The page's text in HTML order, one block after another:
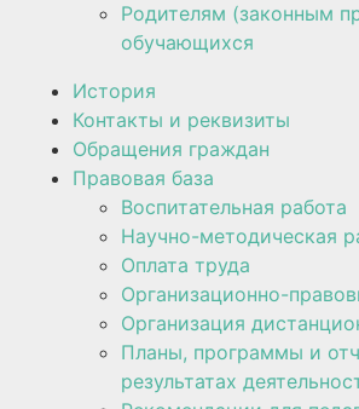
Родителям (законным
обучающихся
История
Контакты и реквизиты
Обращения граждан
Правовая база
Воспитательная работа
Научно-методическая
Оплата труда
Организационно-
Организация
Планы, программы и
результатах